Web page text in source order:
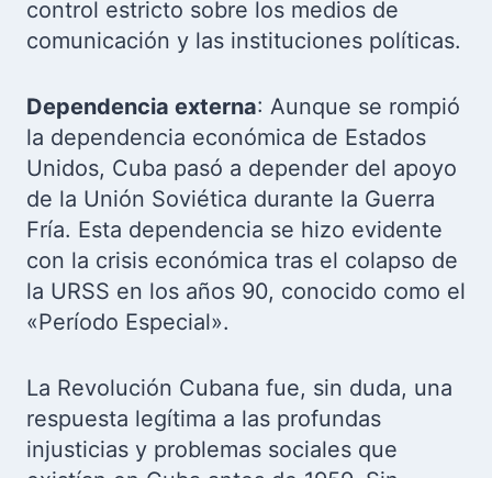
control estricto sobre los medios de
comunicación y las instituciones políticas.
Dependencia externa: Aunque se rompió
la dependencia económica de Estados
Unidos, Cuba pasó a depender del apoyo
de la Unión Soviética durante la Guerra
Fría. Esta dependencia se hizo evidente
con la crisis económica tras el colapso de
la URSS en los años 90, conocido como el
«Período Especial».
La Revolución Cubana fue, sin duda, una
respuesta legítima a las profundas
injusticias y problemas sociales que